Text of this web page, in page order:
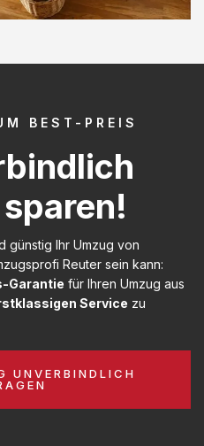
BEST-PREIS
günstig Ihr Umzug von
Reuter sein kann:
Garantie für Ihren Umzug aus
Service zu
UNVERBINDLICH